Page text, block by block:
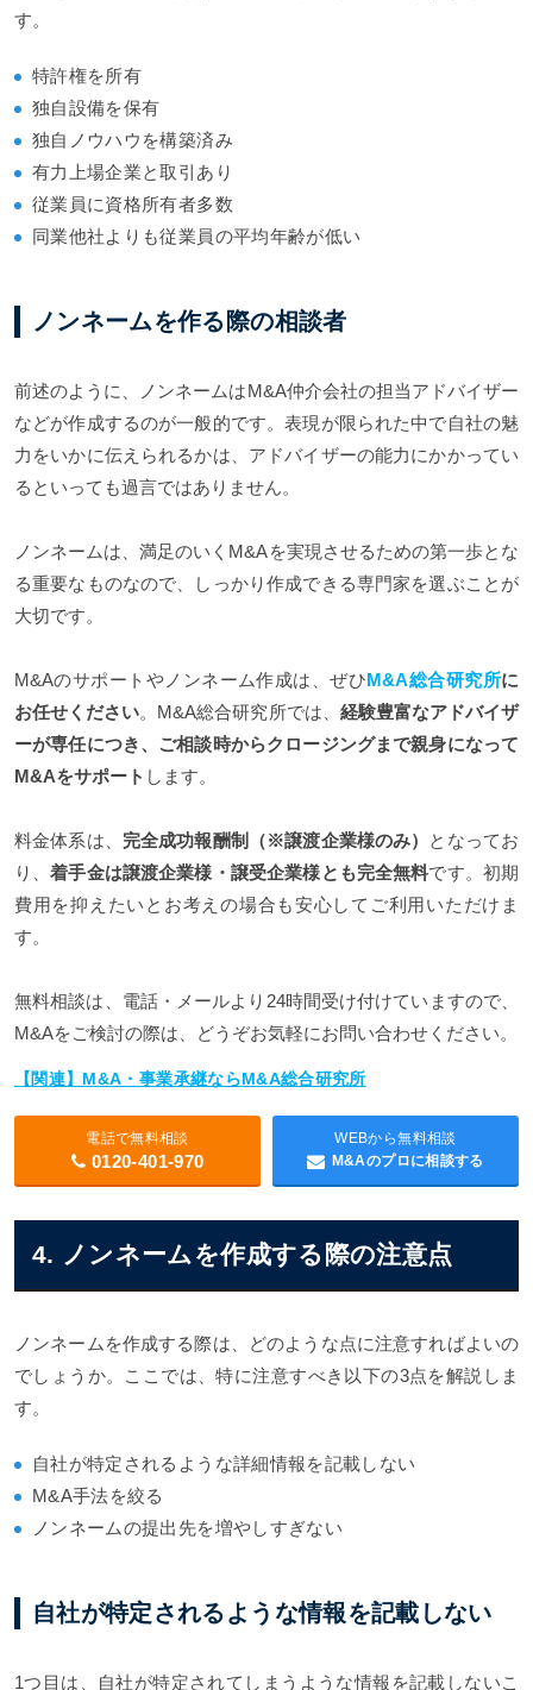
す。
特許権を所有
独自設備を保有
独自ノウハウを構築済み
有力上場企業と取引あり
従業員に資格所有者多数
同業他社よりも従業員の平均年齢が低い
ノンネームを作る際の相談者
前述のように、ノンネームはM&A仲介会社の担当アドバイザー
などが作成するのが一般的です。表現が限られた中で自社の魅
力をいかに伝えられるかは、アドバイザーの能力にかかってい
るといっても過言ではありません。
ノンネームは、満足のいくM&Aを実現させるための第一歩とな
る重要なものなので、しっかり作成できる専門家を選ぶことが
大切です。
M&Aのサポートやノンネーム作成は、ぜひM&A総合研究所に
お任せください。M&A総合研究所では、 経験豊富なアドバイザ
ーが専任につき、ご相談時からクロージングまで親身になって
M&Aをサポート します。
料金体系は、 完全成功報酬制（※譲渡企業様のみ） となってお
り、着手金は譲渡企業様・譲受企業様とも完全無料です。初期
費用を抑えたいとお考えの場合も安心してご利用いただけま
す。
無料相談は、電話・メールより24時間受け付けていますので、
M&Aをご検討の際は、どうぞお気軽にお問い合わせください。
【関連】M&A・事業承継ならM&A総合研究所
電話で無料相談
0120-401-970
WEBから無料相談
M&Aのプロに相談する
4. ノンネームを作成する際の注意点
ノンネームを作成する際は、どのような点に注意すればよいの
でしょうか。ここでは、特に注意すべき以下の3点を解説しま
す。
自社が特定されるような詳細情報を記載しない
M&A手法を絞る
ノンネームの提出先を増やしすぎない
自社が特定されるような情報を記載しない
1つ目は、自社が特定されてしまうような情報を記載しないこ